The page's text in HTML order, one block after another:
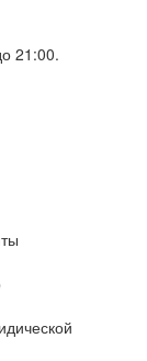
21:00.